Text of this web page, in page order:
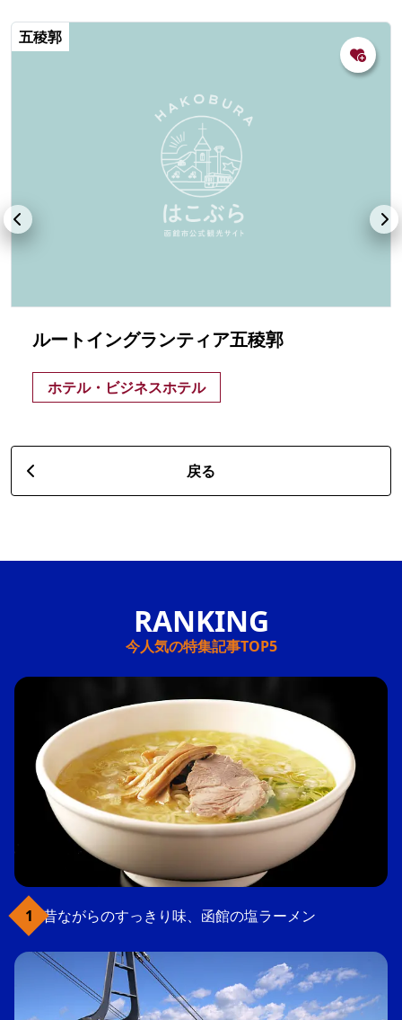
五稜郭
ルートイングランティア五稜郭
ホテル・ビジネスホテル
戻る
今人気の特集記事TOP5
昔ながらのすっきり味、函館の塩ラーメン